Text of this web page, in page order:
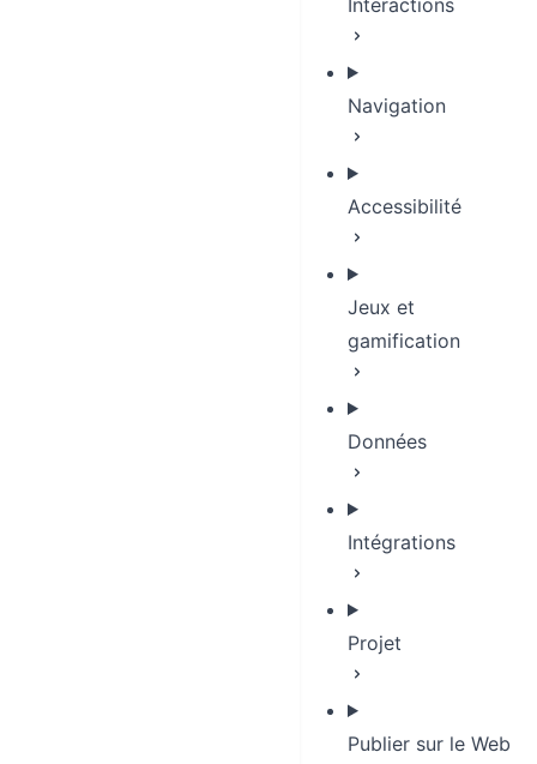
Interactions
Navigation
Accessibilité
Jeux et
gamification
Données
Intégrations
Projet
Publier sur le Web